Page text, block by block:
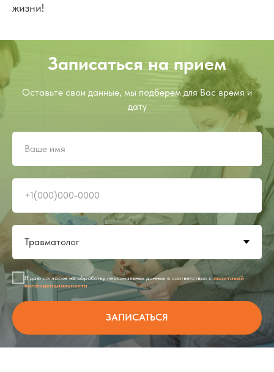
жизни!
Записаться на прием
Оставьте свои данные, мы подберем для Вас время и
дату
Я даю согласие на обработку персональных данных в соответствии сполитикой
конфиденциальности
ЗАПИСАТЬСЯ